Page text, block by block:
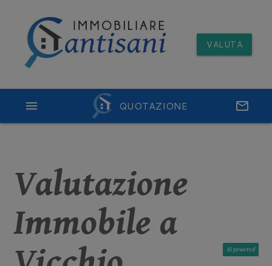
VALUTA
QUOTAZIONE email
menu
Valutazione
Immobile a
AI